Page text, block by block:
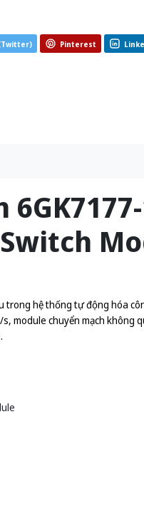
Pinterest
hệ thống tự động hóa
chuyển mạch không